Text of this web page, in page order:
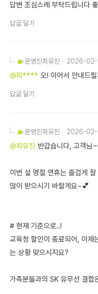
답변 조심스레 부탁드립니다
답글 달기
운영진최유진 2026-02-
@파**** 오! 이어서 안내드
답글 달기
운영진최유진 2026-02-
@최유진 반갑습니다, 고객님
이번 설 명절 연휴는 즐겁게
많이 받으시기 바랄게요~💕
# 현재 기준으로..!
교육청 할인이 종료되어, 이
는 상황 맞으시지요?
가족분들과의 SK 유무선 결합